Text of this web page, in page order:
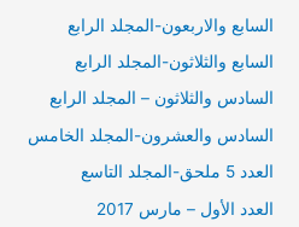
السابع والاربعون-المجلد الرابع
السابع والثلاثون-المجلد الرابع
السادس والثلاثون – المجلد الرابع
السادس والعشرون-المجلد الخامس
العدد 5 ملحق-المجلد التاسع
العدد الأول – مارس 2017